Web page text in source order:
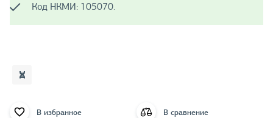
Код НКМИ: 105070.
В избранное В сравнение